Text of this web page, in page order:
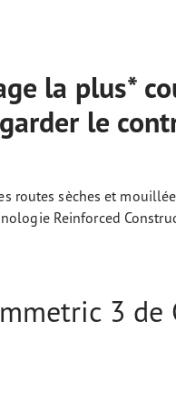
la plus*
le
routes sèches et
Reinforced
3 de